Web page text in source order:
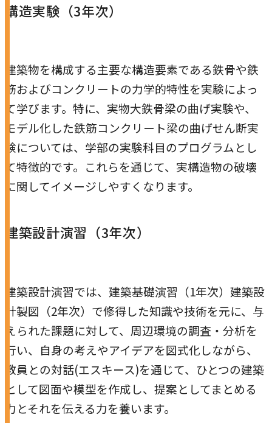
構造実験（3年次）
建築物を構成する主要な構造要素である鉄骨や鉄
筋およびコンクリートの力学的特性を実験によっ
て学びます。特に、実物大鉄骨梁の曲げ実験や、
モデル化した鉄筋コンクリート梁の曲げせん断実
験については、学部の実験科目のプログラムとし
て特徴的です。これらを通じて、実構造物の破壊
に関してイメージしやすくなります。
建築設計演習（3年次）
建築設計演習では、建築基礎演習（1年次）建築設
計製図（2年次）で修得した知識や技術を元に、与
えられた課題に対して、周辺環境の調査・分析を
行い、自身の考えやアイデアを図式化しながら、
教員との対話(エスキース)を通じて、ひとつの建築
として図面や模型を作成し、提案としてまとめる
力とそれを伝える力を養います。